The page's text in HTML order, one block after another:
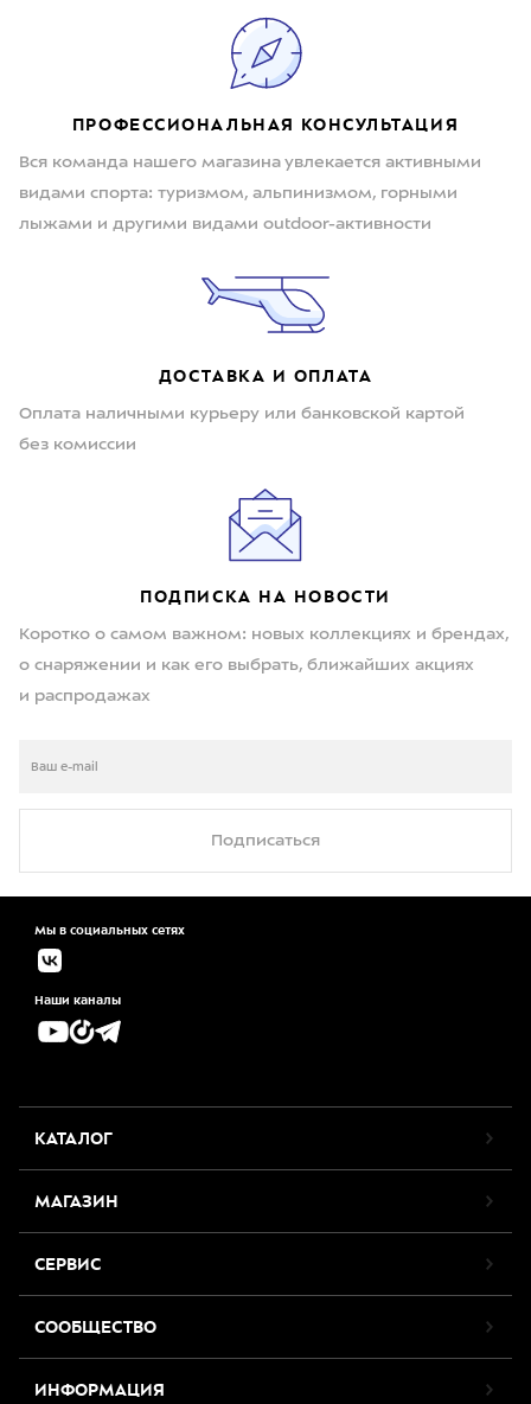
ПРОФЕССИОНАЛЬНАЯ КОНСУЛЬТАЦИЯ
Вся команда нашего магазина увлекается активными
видами спорта: туризмом, альпинизмом, горными
лыжами и другими видами outdoor-активности
ДОСТАВКА И ОПЛАТА
Оплата наличными курьеру или банковской картой
без комиссии
ПОДПИСКА НА НОВОСТИ
Коротко о самом важном: новых коллекциях и брендах,
о снаряжении и как его выбрать, ближайших акциях
и распродажах
Подписаться
Мы в социальных сетях
Наши каналы
КАТАЛОГ
МАГАЗИН
СЕРВИС
СООБЩЕСТВО
ИНФОРМАЦИЯ